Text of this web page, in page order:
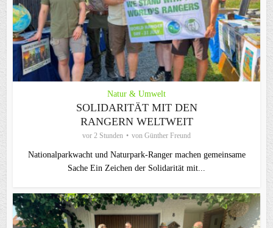
Natur & Umwelt
SOLIDARITÄT MIT DEN
RANGERN WELTWEIT
vor 2 Stunden von Günther Freund
Nationalparkwacht und Naturpark-Ranger machen gemeinsame
Sache Ein Zeichen der Solidarität mit...